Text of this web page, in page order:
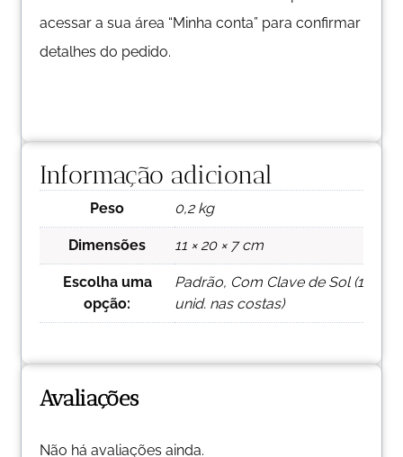
acessar a sua área “Minha conta” para confirmar
detalhes do pedido.
Informação adicional
Peso 0,2 kg
Dimensões 11 × 20 × 7 cm
Escolha uma
opção:
Padrão, Com Clave de Sol (1
unid. nas costas)
Avaliações
Não há avaliações ainda.